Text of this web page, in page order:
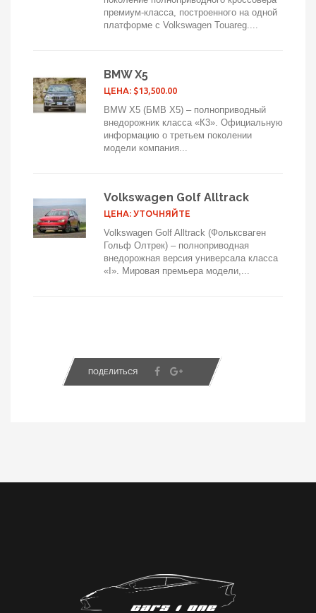
премиум-класса, построенного на одной
платформе с Volkswagen Touareg....
BMW X5
ЦЕНА: $13,500.00
BMW X5 (БМВ Х5) – полноприводный
внедорожник класса «К3». Официальную
информацию о третьем поколении
модели компания...
Volkswagen Golf Alltrack
ЦЕНА: УТОЧНЯЙТЕ
Volkswagen Golf Alltrack (Фольксваген
Гольф Олтрек) – полноприводная
внедорожная версия универсала класса
«I». Мировая премьера модели,...
ПОДЕЛИТЬСЯ